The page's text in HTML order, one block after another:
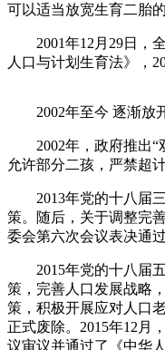
可以适当放宽生育二胎
2001年12月29日，全
人口与计划生育法》，
2002年至今 逐渐放
2002年，政府推出“
允许部分二孩，严禁超
2013年党的十八届三
策。随后，关于调整完
委会第六次会议表决通
2015年党的十八届五
策，完善人口发展战略
策，积极开展应对人口
正式废除。2015年12月
议审议并通过了《中华